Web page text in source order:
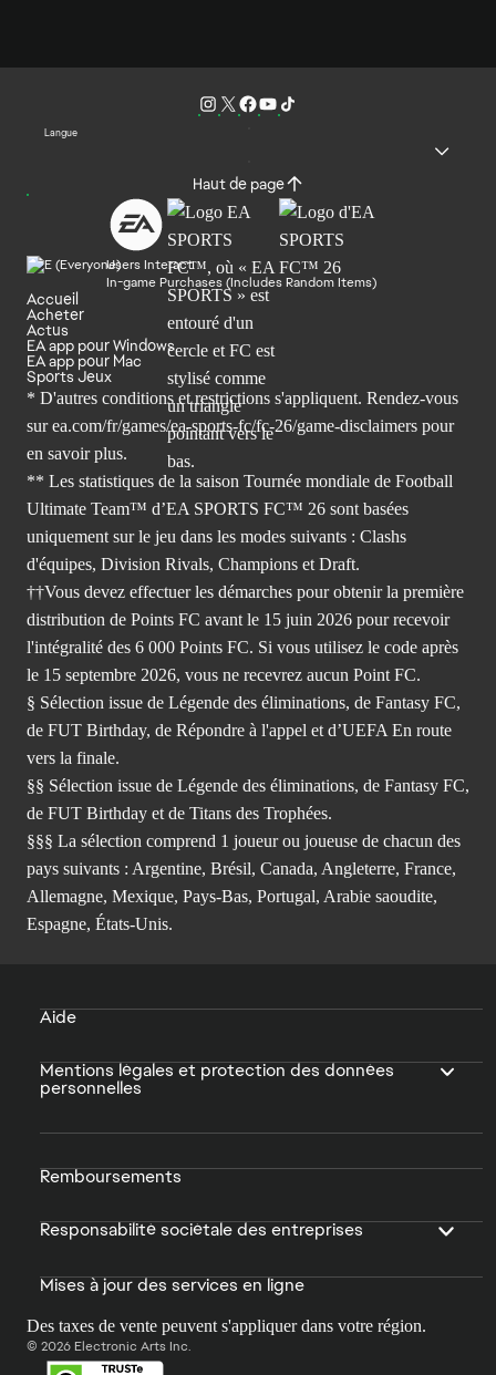
Langue
Haut de page
Users Interact
In-game Purchases (Includes Random Items)
Accueil
Acheter
Actus
EA app pour Windows
EA app pour Mac
Sports Jeux
* D'autres conditions et restrictions s'appliquent. Rendez-vous
sur ea.com/fr/games/ea-sports-fc/fc-26/game-disclaimers pour
en savoir plus.
** Les statistiques de la saison Tournée mondiale de Football
Ultimate Team™ d’EA SPORTS FC™ 26 sont basées
uniquement sur le jeu dans les modes suivants : Clashs
d'équipes, Division Rivals, Champions et Draft.
††Vous devez effectuer les démarches pour obtenir la première
distribution de Points FC avant le 15 juin 2026 pour recevoir
l'intégralité des 6 000 Points FC. Si vous utilisez le code après
le 15 septembre 2026, vous ne recevrez aucun Point FC.
§ Sélection issue de Légende des éliminations, de Fantasy FC,
de FUT Birthday, de Répondre à l'appel et d’UEFA En route
vers la finale.
§§ Sélection issue de Légende des éliminations, de Fantasy FC,
de FUT Birthday et de Titans des Trophées.
§§§ La sélection comprend 1 joueur ou joueuse de chacun des
pays suivants : Argentine, Brésil, Canada, Angleterre, France,
Allemagne, Mexique, Pays-Bas, Portugal, Arabie saoudite,
Espagne, États-Unis.
Aide
Mentions légales et protection des données
personnelles
Remboursements
Responsabilité sociétale des entreprises
Mises à jour des services en ligne
Des taxes de vente peuvent s'appliquer dans votre région.
© 2026 Electronic Arts Inc.